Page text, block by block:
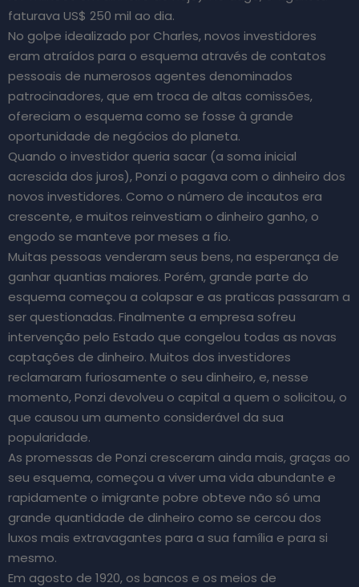
faturava US$ 250 mil ao dia.
No golpe idealizado por Charles, novos investidores
eram atraídos para o esquema através de contatos
pessoais de numerosos agentes denominados
patrocinadores, que em troca de altas comissões,
ofereciam o esquema como se fosse à grande
oportunidade de negócios do planeta.
Quando o investidor queria sacar (a soma inicial
acrescida dos juros), Ponzi o pagava com o dinheiro dos
novos investidores. Como o número de incautos era
crescente, e muitos reinvestiam o dinheiro ganho, o
engodo se manteve por meses a fio.
Muitas pessoas venderam seus bens, na esperança de
ganhar quantias maiores. Porém, grande parte do
esquema começou a colapsar e as praticas passaram a
ser questionadas. Finalmente a empresa sofreu
intervenção pelo Estado que congelou todas as novas
captações de dinheiro. Muitos dos investidores
reclamaram furiosamente o seu dinheiro, e, nesse
momento, Ponzi devolveu o capital a quem o solicitou, o
que causou um aumento considerável da sua
popularidade.
As promessas de Ponzi cresceram ainda mais, graças ao
seu esquema, começou a viver uma vida abundante e
rapidamente o imigrante pobre obteve não só uma
grande quantidade de dinheiro como se cercou dos
luxos mais extravagantes para a sua família e para si
mesmo.
Em agosto de 1920, os bancos e os meios de